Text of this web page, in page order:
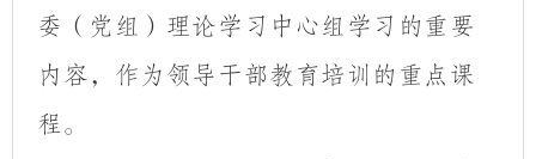
委（党组）理论学习中心组学习的重要
内容，作为领导干部教育培训的重点课
程。